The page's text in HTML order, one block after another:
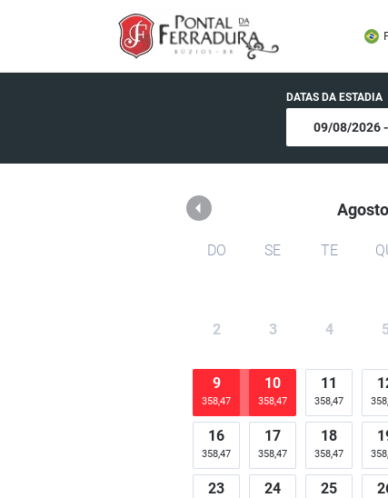
Pousada Pontal da
DATAS DA ESTADIA
DO SE TE
2 3 4
9
358,47
10
358,47
11
358,47
16
358,47
17
358,47
18
358,47
23 24 25